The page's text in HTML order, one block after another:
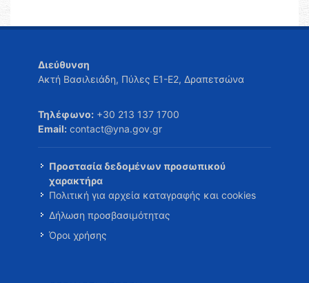
Διεύθυνση
Ακτή Βασιλειάδη, Πύλες Ε1-Ε2, Δραπετσώνα
Τηλέφωνο: +30 213 137 1700
Email: contact@yna.gov.gr
Προστασία δεδομένων προσωπικού
χαρακτήρα
Πολιτική για αρχεία καταγραφής και cookies
Δήλωση προσβασιμότητας
Όροι χρήσης